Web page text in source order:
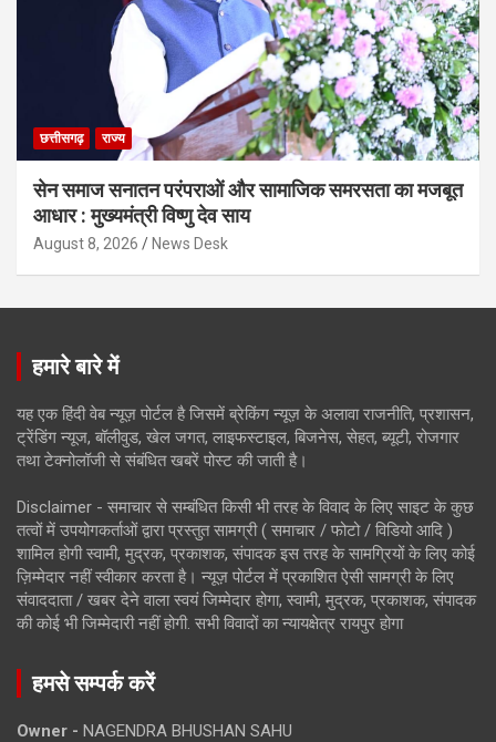
छत्तीसगढ़ राज्य
सेन समाज सनातन परंपराओं और सामाजिक समरसता का मजबूत
आधार : मुख्यमंत्री विष्णु देव साय
August 8, 2026 News Desk
हमारे बारे में
यह एक हिंदी वेब न्यूज़ पोर्टल है जिसमें ब्रेकिंग न्यूज़ के अलावा राजनीति, प्रशासन,
ट्रेंडिंग न्यूज, बॉलीवुड, खेल जगत, लाइफस्टाइल, बिजनेस, सेहत, ब्यूटी, रोजगार
तथा टेक्नोलॉजी से संबंधित खबरें पोस्ट की जाती है।
Disclaimer - समाचार से सम्बंधित किसी भी तरह के विवाद के लिए साइट के कुछ
तत्वों में उपयोगकर्ताओं द्वारा प्रस्तुत सामग्री ( समाचार / फोटो / विडियो आदि )
शामिल होगी स्वामी, मुद्रक, प्रकाशक, संपादक इस तरह के सामग्रियों के लिए कोई
ज़िम्मेदार नहीं स्वीकार करता है। न्यूज़ पोर्टल में प्रकाशित ऐसी सामग्री के लिए
संवाददाता / खबर देने वाला स्वयं जिम्मेदार होगा, स्वामी, मुद्रक, प्रकाशक, संपादक
की कोई भी जिम्मेदारी नहीं होगी. सभी विवादों का न्यायक्षेत्र रायपुर होगा
हमसे सम्पर्क करें
Owner - NAGENDRA BHUSHAN SAHU